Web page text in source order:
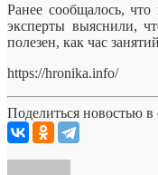
Ранее сообщалось, что
эксперты выяснили,
полезен, как час
https://hronika.info/
Поделиться новостью в